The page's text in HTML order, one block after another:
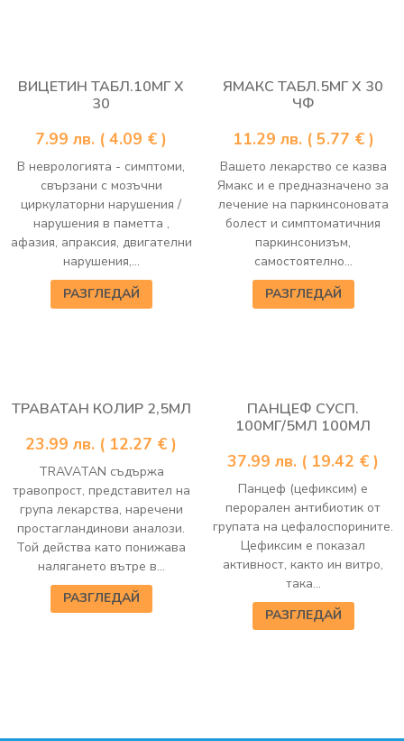
ВИЦЕТИН ТАБЛ.10МГ Х
30
7.99 лв. ( 4.09 € )
В неврологията - симптоми,
свързани с мозъчни
циркулаторни нарушения /
нарушения в паметта ,
афазия, апраксия, двигателни
нарушения,...
РАЗГЛЕДАЙ
ЯМАКС ТАБЛ.5МГ Х 30
ЧФ
11.29 лв. ( 5.77 € )
Вашето лекарство се казва
Ямакс и е предназначено за
лечение на паркинсоновата
болест и симптоматичния
паркинсонизъм,
самостоятелно...
РАЗГЛЕДАЙ
ТРАВАТАН КОЛИР 2,5МЛ
23.99 лв. ( 12.27 € )
TRAVATAN съдържа
травопрост, представител на
група лекарства, наречени
простагландинови аналози.
Той действа като понижава
налягането вътре в...
РАЗГЛЕДАЙ
ПАНЦЕФ СУСП.
100МГ/5МЛ 100МЛ
37.99 лв. ( 19.42 € )
Панцеф (цефиксим) е
перорален антибиотик от
групата на цефалоспорините.
Цефиксим е показал
активност, както ин витро,
така...
РАЗГЛЕДАЙ